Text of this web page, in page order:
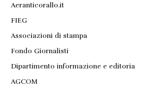
Aeranticorallo.it
FIEG
Associazioni di stampa
Fondo Giornalisti
Dipartimento informazione e editoria
AGCOM